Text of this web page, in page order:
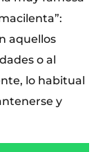
aquellos
o al
lo habitual
y